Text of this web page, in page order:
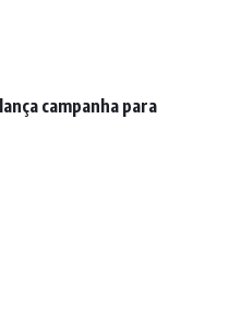
campanha para